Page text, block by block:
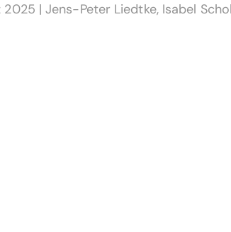
2025 |Jens-Peter Liedtke, Isabel